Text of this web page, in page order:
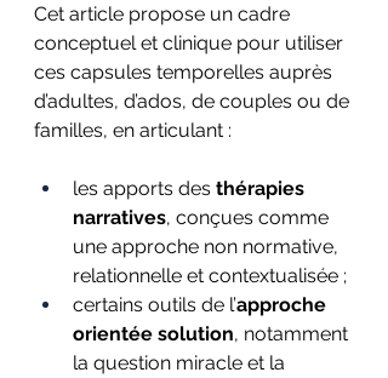
Cet article propose un cadre
conceptuel et clinique pour utiliser
ces capsules temporelles auprès
d’adultes, d’ados, de couples ou de
familles, en articulant :
les apports des thérapies
narratives, conçues comme
une approche non normative,
relationnelle et contextualisée ;
certains outils de l’approche
orientée solution, notamment
la question miracle et la